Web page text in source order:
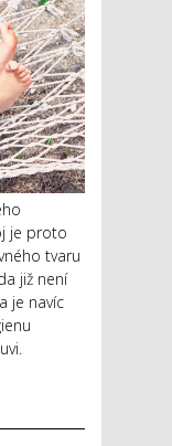
je proto
tvaru
již není
je navíc